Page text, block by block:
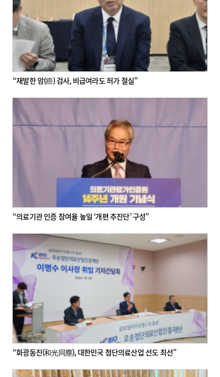
“재발한 암(癌) 검사, 비급여라도 허가 절실”
“의료기관 인증 참여율 높일 ‘개편 추진단’ 구성”
“화광동진(和光同塵), 대한민국 첨단의료산업 선도 최선”